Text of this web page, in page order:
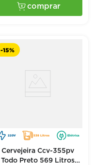
comprar
-15%
220V 538 Litros Elétrica
Cervejeira Ccv-355pv
Todo Preto 569 Litros